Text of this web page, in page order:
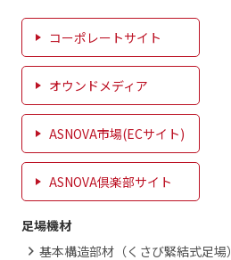
コーポレートサイト
オウンドメディア
ASNOVA市場(ECサイト)
ASNOVA倶楽部サイト
足場機材
基本構造部材（くさび緊結式足場）